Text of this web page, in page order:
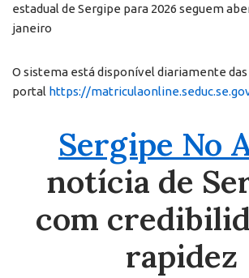
estadual de Sergipe para 2026 seguem
janeiro
O sistema está disponível diariamente das
portal https://
Sergipe No
notícia de
com
rapidez